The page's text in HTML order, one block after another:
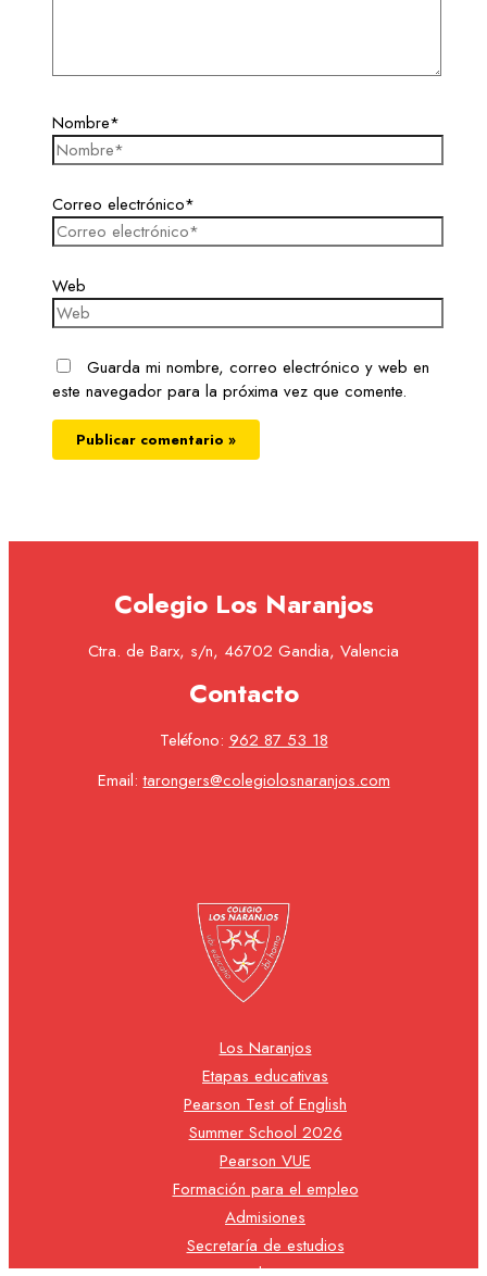
Nombre*
Correo electrónico*
Web
Guarda mi nombre, correo electrónico y web en
este navegador para la próxima vez que comente.
Colegio Los Naranjos
Ctra. de Barx, s/n, 46702 Gandia, Valencia
Contacto
Teléfono: 962 87 53 18
Email:tarongers@colegiolosnaranjos.com
Los Naranjos
Etapas educativas
Pearson Test of English
Summer School 2026
Pearson VUE
Formación para el empleo
Admisiones
Secretaría de estudios